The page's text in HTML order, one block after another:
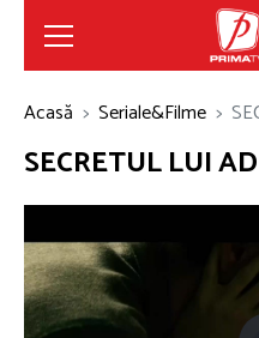
Acasă Seriale&Filme
SECRETUL LUI